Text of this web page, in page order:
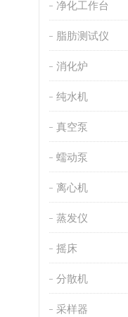
净化工作台
脂肪测试仪
消化炉
纯水机
真空泵
蠕动泵
离心机
蒸发仪
摇床
分散机
采样器